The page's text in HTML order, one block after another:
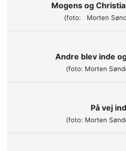
Mogens og
(foto: Morten
Andre blev inde
(foto: Morten
På vej ind
(foto: Morten